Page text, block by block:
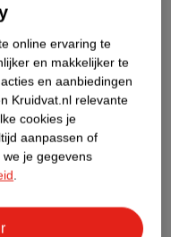
online ervaring te
en makkelijker te
en aanbiedingen
Kruidvat.nl relevante
cookies je
aanpassen of
je gegevens
.